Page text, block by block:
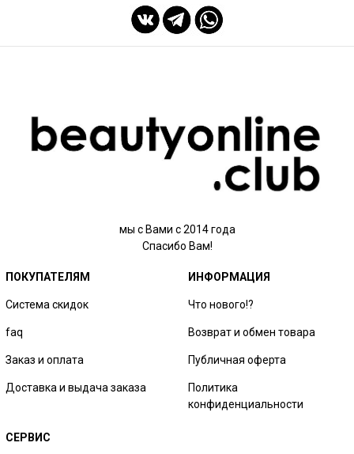
мы с Вами с 2014 года
Спасибо Вам!
ПОКУПАТЕЛЯМ
Система скидок
faq
Заказ и оплата
Доставка и выдача заказа
ИНФОРМАЦИЯ
Что нового!?
Возврат и обмен товара
Публичная оферта
Политика
конфиденциальности
СЕРВИС